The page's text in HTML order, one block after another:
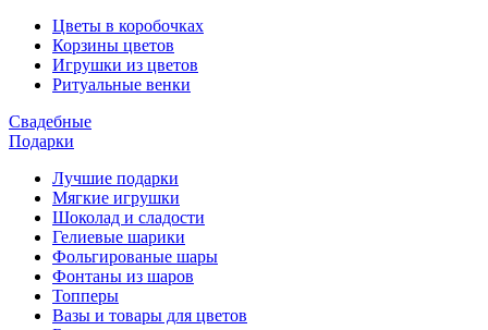
Цветы в коробочках
Корзины цветов
Игрушки из цветов
Ритуальные венки
Свадебные
Подарки
Лучшие подарки
Мягкие игрушки
Шоколад и сладости
Гелиевые шарики
Фольгированые шары
Фонтаны из шаров
Топперы
Вазы и товары для цветов